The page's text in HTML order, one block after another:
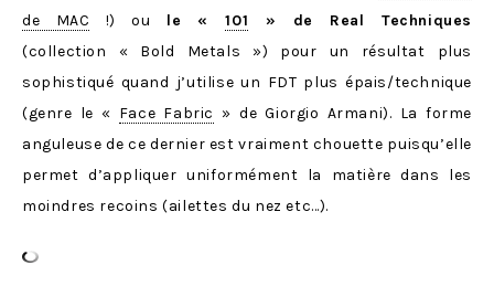
de MAC !) ou le «101 » de Real Techniques
(collection « Bold Metals ») pour un résultat plus
sophistiqué quand j’utilise un FDT plus épais/technique
(genre le « Face Fabric » de Giorgio Armani). La forme
anguleuse de ce dernier est vraiment chouette puisqu’elle
permet d’appliquer uniformément la matière dans les
moindres recoins (ailettes du nez etc…).